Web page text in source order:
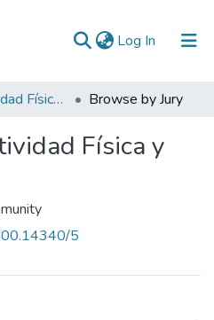
Log In (current)
Facultad de Actividad Física y Deporte Browse by Jury
Física y
5